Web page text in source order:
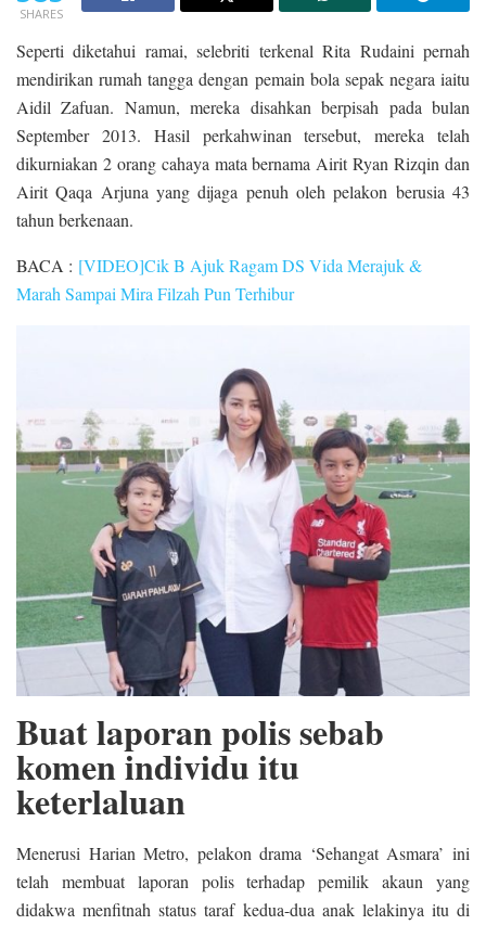
SHARES
Seperti diketahui ramai, selebriti terkenal Rita Rudaini pernah
mendirikan rumah tangga dengan pemain bola sepak negara iaitu
Aidil Zafuan. Namun, mereka disahkan berpisah pada bulan
September 2013. Hasil perkahwinan tersebut, mereka telah
dikurniakan 2 orang cahaya mata bernama Airit Ryan Rizqin dan
Airit Qaqa Arjuna yang dijaga penuh oleh pelakon berusia 43
tahun berkenaan.
BACA : [VIDEO]Cik B Ajuk Ragam DS Vida Merajuk &
Marah Sampai Mira Filzah Pun Terhibur
Buat laporan polis sebab
komen individu itu
keterlaluan
Menerusi Harian Metro, pelakon drama ‘Sehangat Asmara’ ini
telah membuat laporan polis terhadap pemilik akaun yang
didakwa menfitnah status taraf kedua-dua anak lelakinya itu di